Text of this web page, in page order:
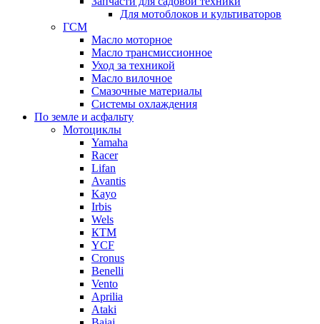
Для мотоблоков и культиваторов
ГСМ
Масло моторное
Масло трансмиссионное
Уход за техникой
Масло вилочное
Смазочные материалы
Системы охлаждения
По земле и асфальту
Мотоциклы
Yamaha
Racer
Lifan
Avantis
Kayo
Irbis
Wels
КТМ
YCF
Cronus
Benelli
Vento
Aprilia
Ataki